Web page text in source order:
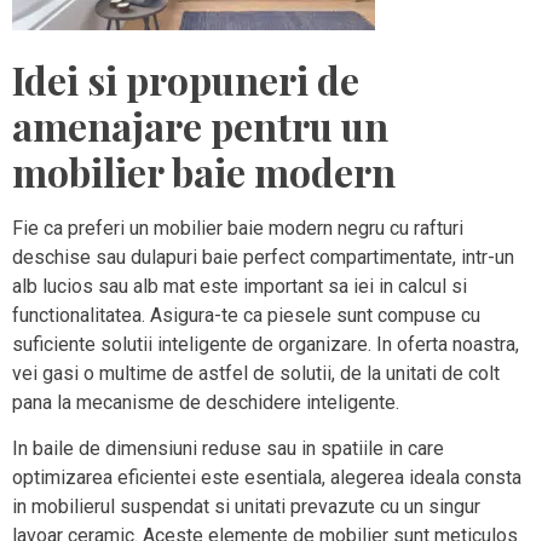
Idei si propuneri de
amenajare pentru un
mobilier baie modern
Fie ca preferi un mobilier baie modern negru cu rafturi
deschise sau dulapuri baie perfect compartimentate, intr-un
alb lucios sau alb mat este important sa iei in calcul si
functionalitatea. Asigura-te ca piesele sunt compuse cu
suficiente solutii inteligente de organizare. In oferta noastra,
vei gasi o multime de astfel de solutii, de la unitati de colt
pana la mecanisme de deschidere inteligente.
In baile de dimensiuni reduse sau in spatiile in care
optimizarea eficientei este esentiala, alegerea ideala consta
in mobilierul suspendat si unitati prevazute cu un singur
lavoar ceramic. Aceste elemente de mobilier sunt meticulos